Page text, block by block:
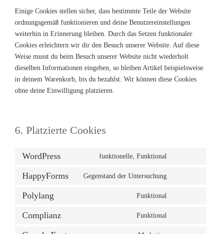
Einige Cookies stellen sicher, dass bestimmte Teile der Website
ordnungsgemäß funktionieren und deine Benutzereinstellungen
weiterhin in Erinnerung bleiben. Durch das Setzen funktionaler
Cookies erleichtern wir dir den Besuch unserer Website. Auf diese
Weise musst du beim Besuch unserer Website nicht wiederholt
dieselben Informationen eingeben, so bleiben Artikel beispielsweise
in deinem Warenkorb, bis du bezahlst. Wir können diese Cookies
ohne deine Einwilligung platzieren.
6. Platzierte Cookies
WordPress funktionelle, Funktional
HappyForms Gegenstand der Untersuchung
Polylang Funktional
Complianz Funktional